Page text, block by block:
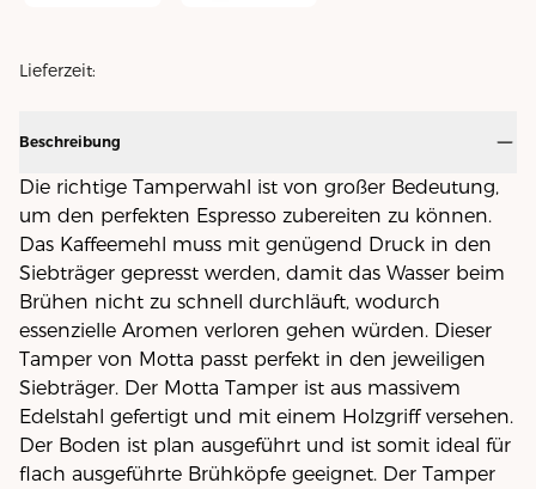
Lieferzeit:
Beschreibung
Die richtige Tamperwahl ist von großer Bedeutung,
um den perfekten Espresso zubereiten zu können.
Das Kaffeemehl muss mit genügend Druck in den
Siebträger gepresst werden, damit das Wasser beim
Brühen nicht zu schnell durchläuft, wodurch
essenzielle Aromen verloren gehen würden. Dieser
Tamper von Motta passt perfekt in den jeweiligen
Siebträger. Der Motta Tamper ist aus massivem
Edelstahl gefertigt und mit einem Holzgriff versehen.
Der Boden ist plan ausgeführt und ist somit ideal für
flach ausgeführte Brühköpfe geeignet. Der Tamper